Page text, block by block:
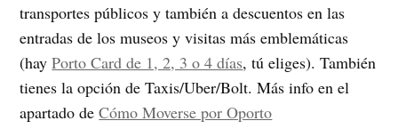
transportes públicos y también a descuentos en las
entradas de los museos y visitas más emblemáticas
(hayPorto Card de 1, 2, 3 o 4 días, tú eliges). También
tienes la opción de Taxis/Uber/Bolt. Más info en el
apartado deCómo Moverse por Oporto